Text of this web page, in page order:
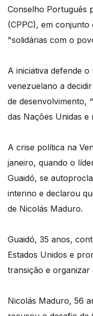
Conselho Português
(CPPC), em
"solidárias com o
A iniciativa defende o
venezuelano a
de desenvolvimento,
das Nações Unidas
A crise política na
janeiro, quando o
Guaidó, se
interino e declarou
de Nicolás Maduro.
Guaidó, 35 anos,
Estados Unidos e
transição e organizar
Nicolás Maduro, 56